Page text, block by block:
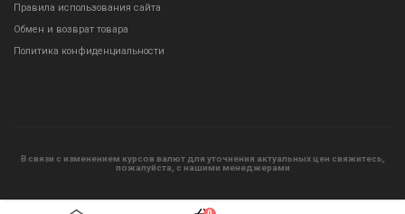
Правила использования сайта
Обмен и возврат товара
Политика конфиденциальности
В связи с изменением курсов валют для уточнения актуальных цен свяжитесь,
пожалуйста, с нашими менеджерами